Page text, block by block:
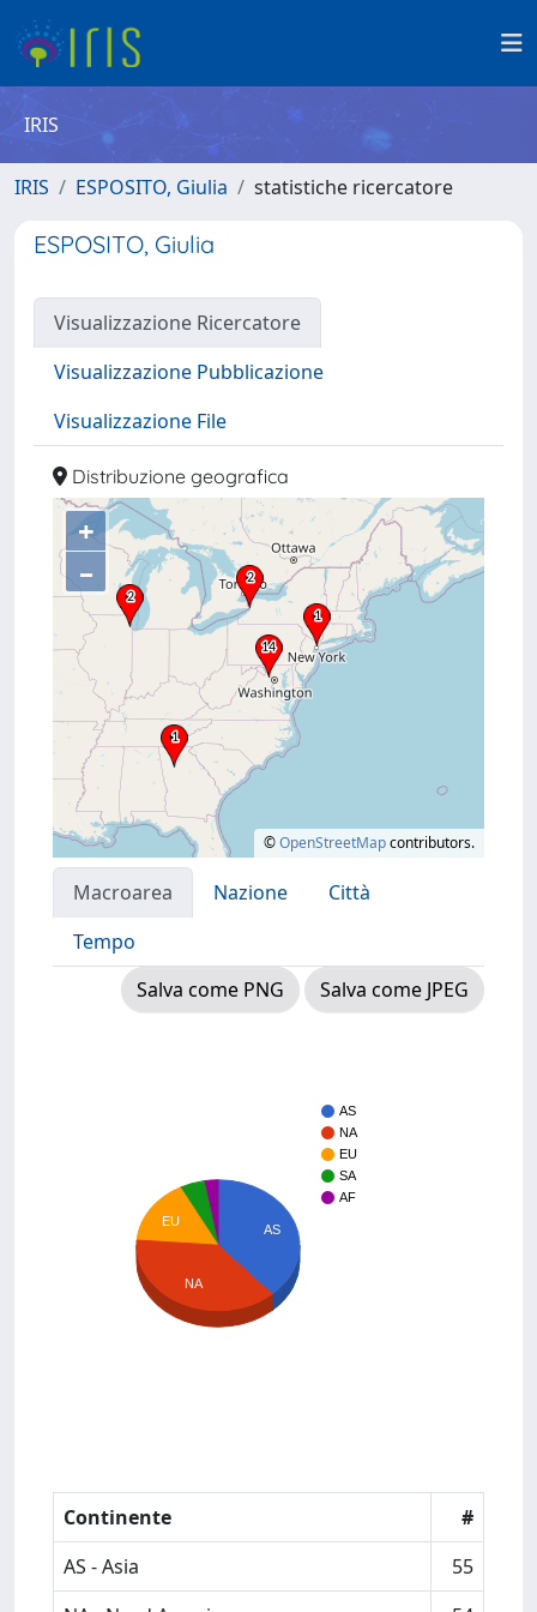
IRIS
IRIS ESPOSITO, Giulia statistiche ricercatore
ESPOSITO, Giulia
Visualizzazione Ricercatore
Visualizzazione Pubblicazione
Visualizzazione File
Distribuzione geografica
+
–
©OpenStreetMapcontributors.
Macroarea Nazione
Città
Tempo
Salva come PNG
Salva come JPEG
AS
NA
EU
SA
AF
AS
EU
NA
Continente
#
AS - Asia
55